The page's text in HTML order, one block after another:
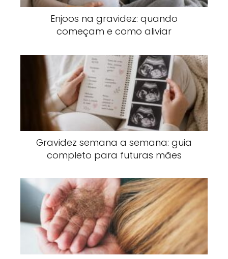
Enjoos na gravidez: quando
começam e como aliviar
Gravidez semana a semana: guia
completo para futuras mães